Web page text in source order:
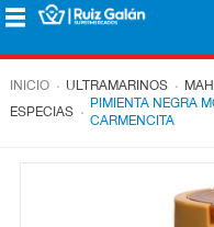
Saltar al contenido
CORPORATIVO
INICIO . ULTRAMARINOS .
ESPECIAS .
PIMIENTA NEGRA
CARMENCITA